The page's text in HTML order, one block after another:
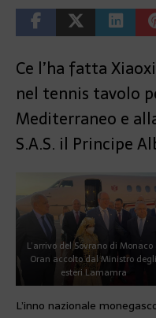
Ce l’ha fatta
nel tennis tavolo
Mediterraneo e
S.A.S. il Principe
L’arrivo del Sovrano di Monaco
Oran accolto dal Ministro degli
esteri Lamamra
L’inno nazionale